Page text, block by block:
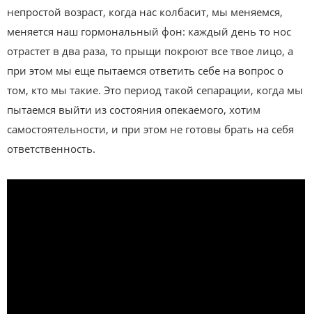
непростой возраст, когда нас колбасит, мы меняемся,
меняется наш гормональный фон: каждый день то нос
отрастет в два раза, то прыщи покроют все твое лицо, а
при этом мы еще пытаемся ответить себе на вопрос о
том, кто мы такие. Это период такой сепарации, когда мы
пытаемся выйти из состояния опекаемого, хотим
самостоятельности, и при этом не готовы брать на себя
ответственность.